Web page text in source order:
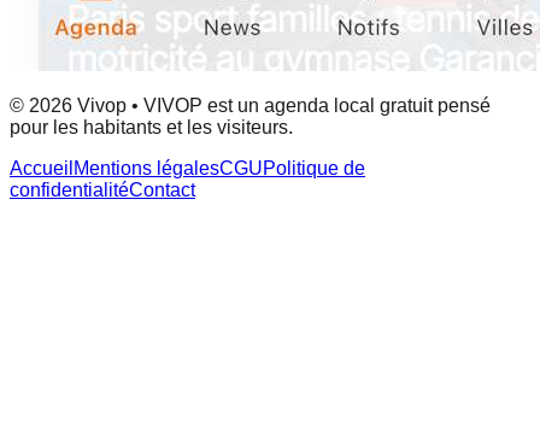
© 2026 Vivop • VIVOP est un agenda local gratuit pensé
pour les habitants et les visiteurs.
Accueil Mentions légalesCGUPolitique de
confidentialitéContact